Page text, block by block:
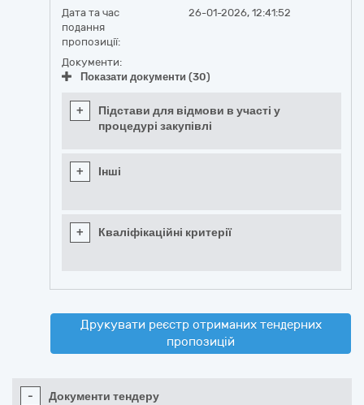
Дата та час
подання
пропозиції:
26-01-2026, 12:41:52
Документи:
Показати документи (30)
+
Підстави для відмови в участі у
процедурі закупівлі
+ Інші
+ Кваліфікаційні критерії
Друкувати реєстр отриманих тендерних
пропозицій
- Документи тендеру